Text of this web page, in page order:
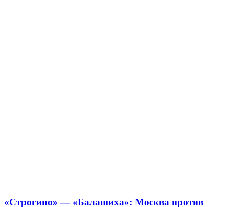
«Строгино» — «Балашиха»: Москва против